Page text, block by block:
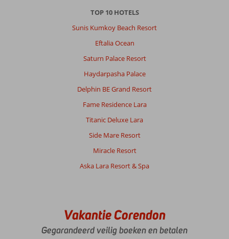
TOP 10 HOTELS
Sunis Kumkoy Beach Resort
Eftalia Ocean
Saturn Palace Resort
Haydarpasha Palace
Delphin BE Grand Resort
Fame Residence Lara
Titanic Deluxe Lara
Side Mare Resort
Miracle Resort
Aska Lara Resort & Spa
Vakantie Corendon
Gegarandeerd veilig boeken en betalen